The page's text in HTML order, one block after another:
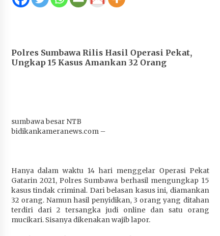
Bupati H. Jarot : Demi Keberlanjutan Pelayanan,
Prestasi Nasional, Polwan Polres Sumbawa
Bripda Vanesa Aprilia Renyaan, Sabet Juara II
Sekretaris Bapperida, Dwi Rahayu, ST,. MM,.
Pimpin Rakor Aksi Konvergensi Percepatan
Penurunan Stunting di Sumbawa
4 minggu ago
Wabup Ansori Apresiasi Rekomendasi dan
Polres Sumbawa Rilis Hasil Operasi Pekat,
Ungkap 15 Kasus Amankan 32 Orang
sumbawa besar NTB
bidikankameranews.com –
Hanya dalam waktu 14 hari menggelar Operasi Pekat
Gatarin 2021, Polres Sumbawa berhasil mengungkap 15
kasus tindak criminal. Dari belasan kasus ini, diamankan
32 orang. Namun hasil penyidikan, 3 orang yang ditahan
terdiri dari 2 tersangka judi online dan satu orang
mucikari. Sisanya dikenakan wajib lapor.